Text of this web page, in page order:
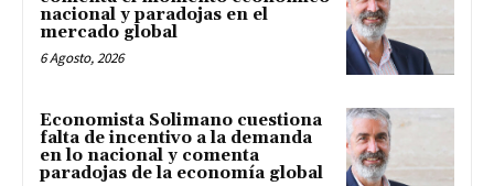
nacional y paradojas en el
mercado global
6 Agosto, 2026
Economista Solimano cuestiona
falta de incentivo a la demanda
en lo nacional y comenta
paradojas de la economía global